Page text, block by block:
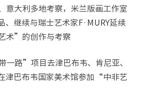
意大利多地考察，米兰版画工作室
、继续与瑞士艺术家F·MURY延续
术”的创作与考察
一路”项目去津巴布韦、肯尼亚、
津巴布韦国家美术馆参加“中非艺